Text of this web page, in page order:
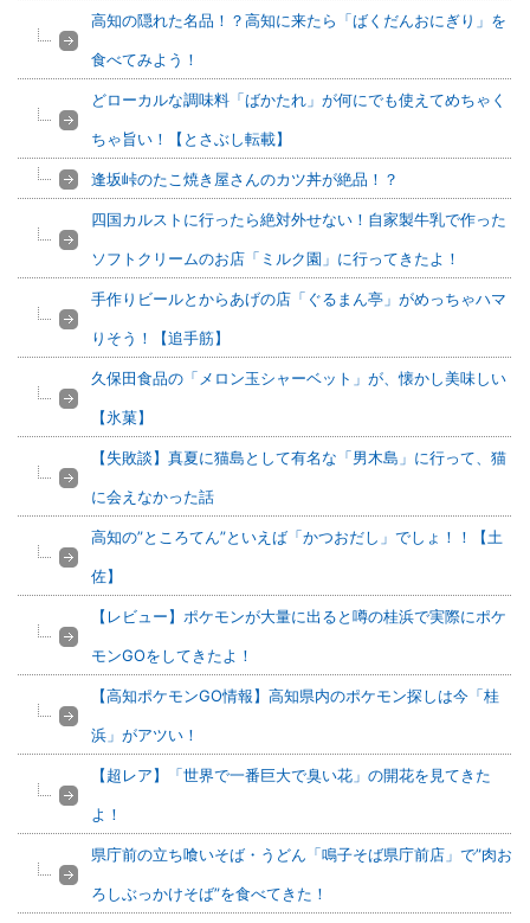
高知の隠れた名品！？高知に来たら「ばくだんおにぎり」を
食べてみよう！
どローカルな調味料「ばかたれ」が何にでも使えてめちゃく
ちゃ旨い！【とさぶし転載】
逢坂峠のたこ焼き屋さんのカツ丼が絶品！？
四国カルストに行ったら絶対外せない！自家製牛乳で作った
ソフトクリームのお店「ミルク園」に行ってきたよ！
手作りビールとからあげの店「ぐるまん亭」がめっちゃハマ
りそう！【追手筋】
久保田食品の「メロン玉シャーベット」が、懐かし美味しい
【氷菓】
【失敗談】真夏に猫島として有名な「男木島」に行って、猫
に会えなかった話
高知の”ところてん”といえば「かつおだし」でしょ！！【土
佐】
【レビュー】ポケモンが大量に出ると噂の桂浜で実際にポケ
モンGOをしてきたよ！
【高知ポケモンGO情報】高知県内のポケモン探しは今「桂
浜」がアツい！
【超レア】「世界で一番巨大で臭い花」の開花を見てきた
よ！
県庁前の立ち喰いそば・うどん「鳴子そば県庁前店」で”肉お
ろしぶっかけそば”を食べてきた！